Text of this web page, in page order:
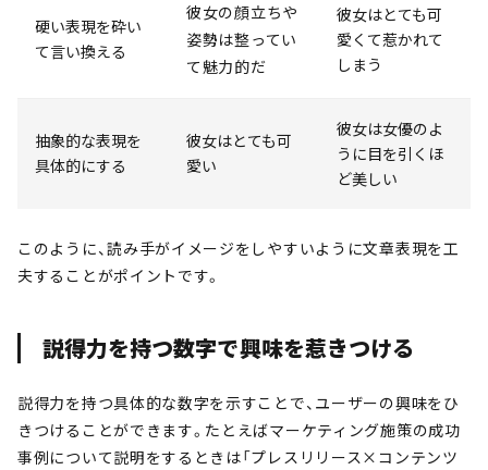
硬い表現を砕い
て言い換える
彼女の顔立ちや
姿勢は整ってい
て魅力的だ
彼女はとても可
愛くて惹かれて
しまう
抽象的な表現を
具体的にする
彼女はとても可
愛い
彼女は女優のよ
うに目を引くほ
ど美しい
このように、読み手がイメージをしやすいように文章表現を工
夫することがポイントです。
説得力を持つ数字で興味を惹きつける
説得力を持つ具体的な数字を示すことで、ユーザーの興味をひ
きつけることができます。たとえばマーケティング施策の成功
事例について説明をするときは「プレスリリース×コンテンツ